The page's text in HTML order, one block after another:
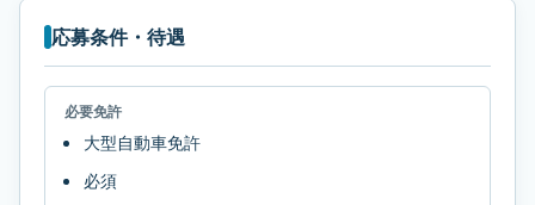
応募条件・待遇
必要免許
大型自動車免許
必須